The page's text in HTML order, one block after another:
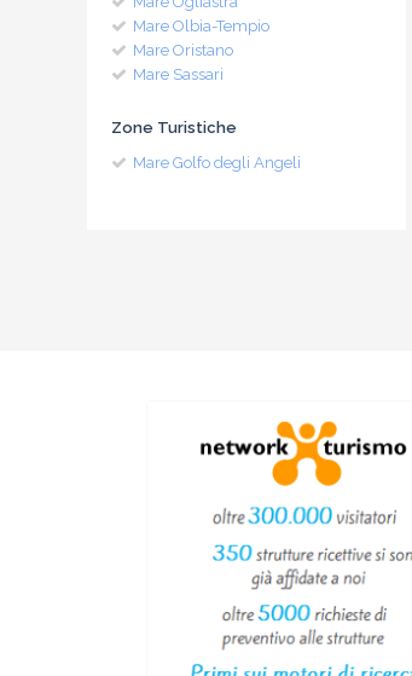
Mare Olbia-Tempio
Mare Oristano
Mare Sassari
Zone Turistiche
Mare Golfo degli Angeli